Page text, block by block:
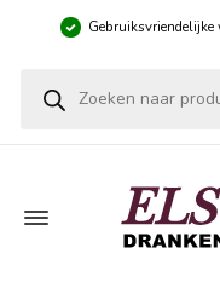
Gebruiksvriendelijke